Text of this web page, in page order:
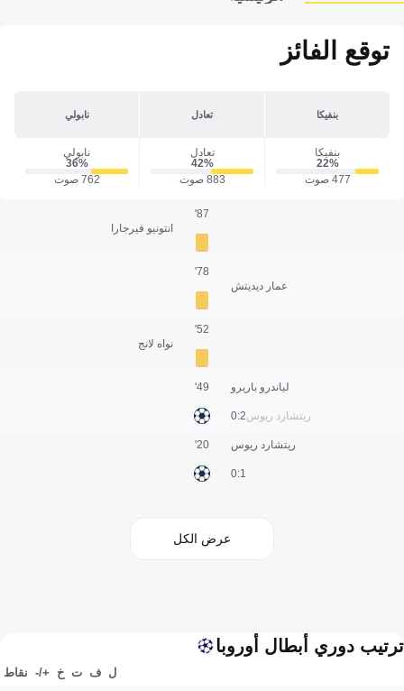
توقع الفائز
بنفيكا تعادل نابولي
بنفيكا
22‎%‎
477 صوت
تعادل
42‎%‎
883 صوت
نابولي
36‎%‎
762 صوت
انتونيو فيرجارا
87'
عمار ديديتش
78'
نواه لانج
52'
لياندرو باريرو
ريتشارد ريوس2:0
49'
ريتشارد ريوس
1:0
20'
عرض الكل
ترتيب دوري أبطال أوروبا
ل ف ت خ +/- نقاط